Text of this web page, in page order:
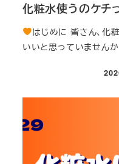
化粧水使うのケチ
はじめに 皆さん、化
いいと思っていません
投